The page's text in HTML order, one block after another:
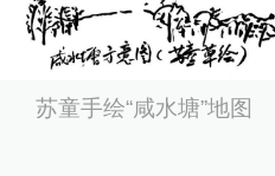
苏童手绘“咸水塘”地图